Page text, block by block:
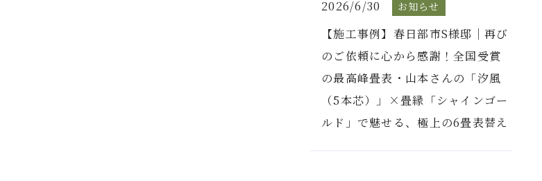
2026/6/30 お知らせ
【施工事例】春日部市S様邸｜再び
のご依頼に心から感謝！全国受賞
の最高峰畳表・山本さんの「汐風
（5本芯）」×畳縁「シャインゴー
ルド」で魅せる、極上の6畳表替え